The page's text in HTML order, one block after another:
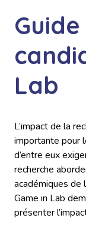
Lab
L’impact de la
importante pour
d’entre eux
recherche
académiques de
Game in Lab
présenter